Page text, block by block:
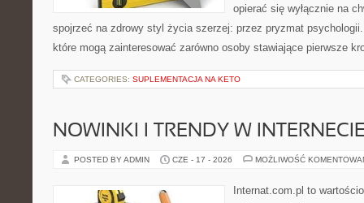
opierać się wyłącznie na
spojrzeć na zdrowy styl życia szerzej: przez pryzmat
które mogą zainteresować zarówno osoby stawiające pierwsze
CATEGORIES: SUPLEMENTACJA NA KETO
NOWINKI I TRENDY W
POSTED BY ADMIN CZE - 17 - 2026 MOŻLIWOŚĆ
Internat.com.pl to